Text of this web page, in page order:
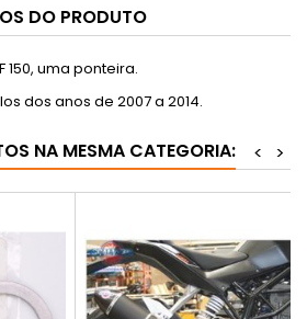
DO PRODUTO
150, uma ponteira.
dos anos de 2007 a 2014.
NA MESMA CATEGORIA: >
<